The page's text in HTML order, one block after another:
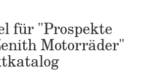
für "Prospekte
Motorräder"